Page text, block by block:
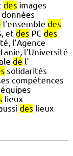
des images
données
l’ensemble des
et des PC des
l’Agence
l’Université
de l'
solidarités
compétences
équipes
lieux
des lieux